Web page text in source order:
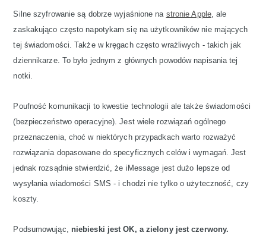
Silne szyfrowanie są dobrze wyjaśnione na stronie Apple, ale
zaskakująco często napotykam się na użytkowników nie mających
tej świadomości. Także w kręgach często wrażliwych - takich jak
dziennikarze. To było jednym z głównych powodów napisania tej
notki.
Poufność komunikacji to kwestie technologii ale także świadomości
(bezpieczeństwo operacyjne). Jest wiele rozwiązań ogólnego
przeznaczenia, choć w niektórych przypadkach warto rozważyć
rozwiązania dopasowane do specyficznych celów i wymagań. Jest
jednak rozsądnie stwierdzić, że iMessage jest dużo lepsze od
wysyłania wiadomości SMS - i chodzi nie tylko o użyteczność, czy
koszty.
Podsumowując, niebieski jest OK, a zielony jest czerwony.